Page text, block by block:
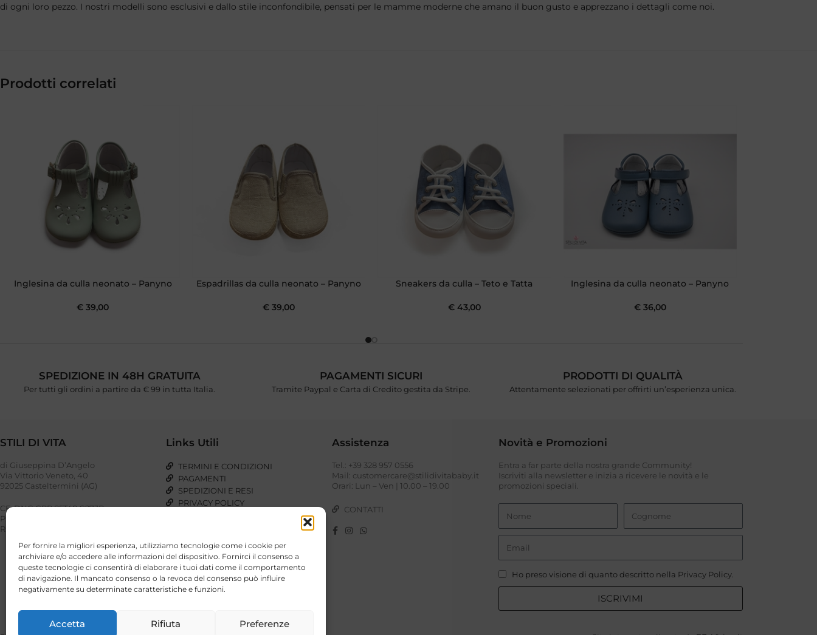
Per fornire la migliori esperienza, utilizziamo tecnologie come i cookie per
archiviare e/o accedere alle informazioni del dispositivo. Fornirci il consenso a
queste tecnologie ci consentirà di elaborare i tuoi dati come il comportamento
di navigazione. Il mancato consenso o la revoca del consenso può influire
negativamente su determinate caratteristiche e funzioni.
Accetta Rifiuta Preferenze
di ogni loro pezzo. I nostri modelli sono esclusivi e dallo stile inconfondibile, pensati per le mamme moderne che amano il buon gusto e apprezzano i dettagli come noi.
Prodotti correlati
Inglesina da culla neonato – Panyno
€ 39,00
Espadrillas da culla neonato – Panyno
€39,00
Sneakers da culla – Teto e Tatta
€43,00
Inglesina da culla neonato – Panyno
€36,00
SPEDIZIONE IN 48H GRATUITA
Per tutti gli ordini a partire da € 99 in tutta Italia.
PAGAMENTI SICURI
Tramite Paypal e Carta di Credito gestita da Stripe.
PRODOTTI DI QUALITÀ
Attentamente selezionati per offrirti un’esperienza unica.
STILI DI VITA
di Giuseppina D’Angelo
Via Vittorio Veneto, 40
92025 Casteltermini (AG)
CF: DNG GPP 85T48 G273P
P. IVA: 03023110848
REA: AG – 221948
Links Utili
TERMINI E CONDIZIONI
PAGAMENTI
SPEDIZIONI E RESI
PRIVACY POLICY
Assistenza
Tel.: +39 328 957 0556
Mail: customercare@stilidivitababy.it
Orari: Lun – Ven | 10.00 – 19.00
CONTATTI
Novità e Promozioni
Entra a far parte della nostra grande Community!
Iscriviti alla newsletter e inizia a ricevere le novità e le
promozioni speciali.
Ho preso visione di quanto descritto nella Privacy Policy.
ISCRIVIMI